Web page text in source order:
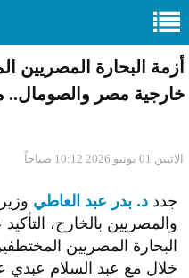
​أزمة البحارة المصريين
خارجية مصر والصومال..
الاثنين 01 يونيو 2026 10:12 صباحاً
جدد د. بدر عبد العاطي
والمصريين بالخارج،
البحارة المصريين
خلال مع عبد السلام عبدي